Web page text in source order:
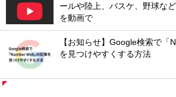
ールや陸上、バスケ、野球な
を動画で
【お知らせ】Google検索で「
を見つけやすくする方法